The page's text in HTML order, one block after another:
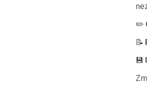
✏️
📝
💾